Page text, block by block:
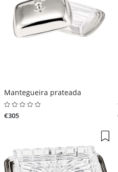
Mantegueira prateada
€305